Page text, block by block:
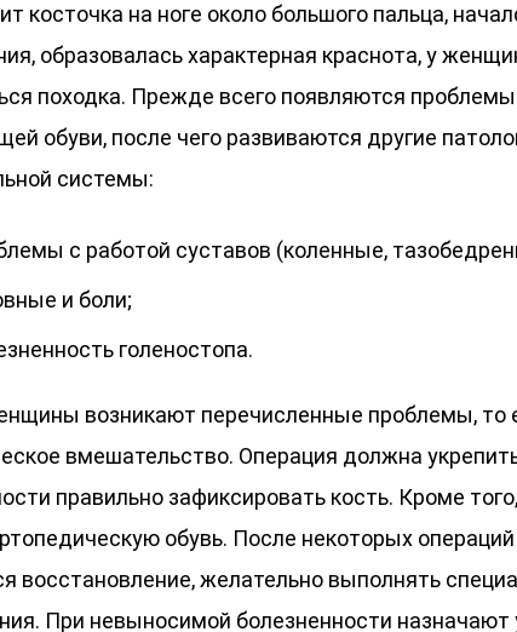
косточка на ноге около большого пальца,
образовалась характерная краснота, у
походка. Прежде всего появляются
обуви, после чего развиваются другие
системы:
с работой суставов (коленные,
и боли;
голеностопа.
возникают перечисленные проблемы, то
вмешательство. Операция должна
правильно зафиксировать кость. Кроме
обувь. После некоторых
восстановление, желательно выполнять
При невыносимой болезненности назначают